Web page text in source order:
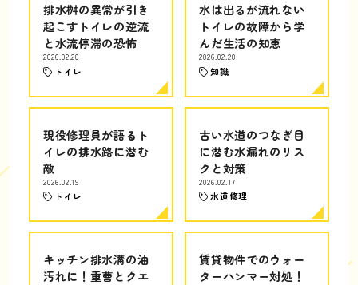
排水桝の異常が引き
起こすトイレの逆流
と水流停滞の恐怖
2026.02.20
トイレ
水は出るが流れない
トイレの故障から学
んだ生活の知恵
2026.02.20
知識
現役修理員が語るト
イレの排水路に潜む
敵
2026.02.19
トイレ
古い水道のつなぎ目
に潜む水漏れのリス
クと対策
2026.02.17
水道修理
キッチン排水溝の油
汚れに！重曹とクエ
賃貸物件でのウォー
ターハンマー対処！